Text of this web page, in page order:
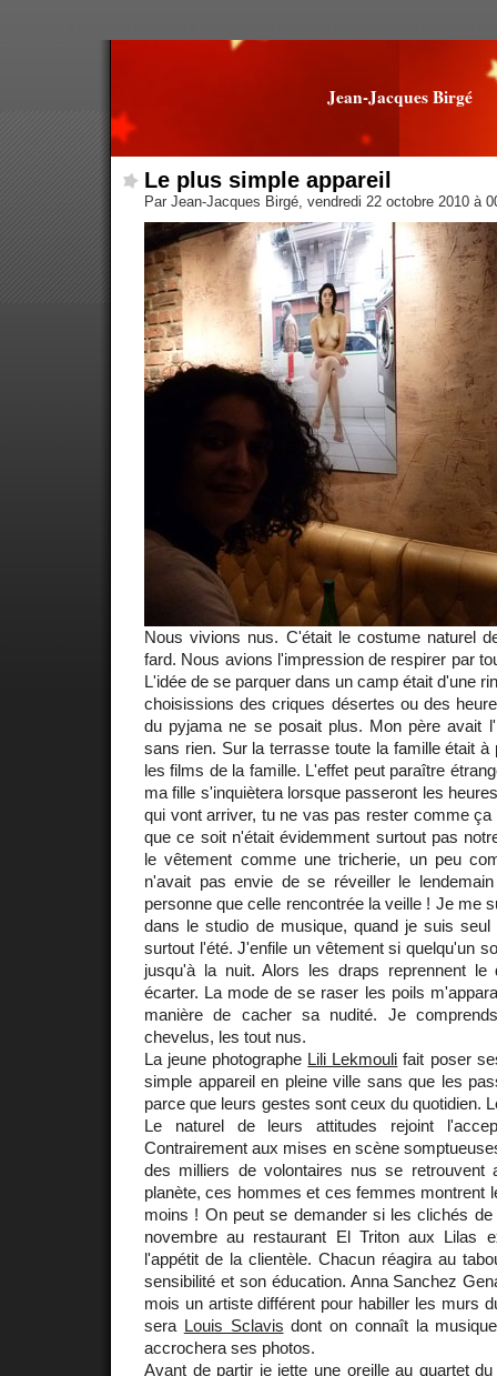
Jean-Jacques Birgé
Le plus simple appareil
Par Jean-Jacques Birgé, vendredi 22 octobre 2010 à
Nous vivions nus. C'était le costume naturel
fard. Nous avions l'impression de respirer par
L'idée de se parquer dans un camp était d'une
choisissions des criques désertes ou des
du pyjama ne se posait plus. Mon père avait
sans rien. Sur la terrasse toute la famille était
les films de la famille. L'effet peut paraître
ma fille s'inquiètera lorsque passeront les
qui vont arriver, tu ne vas pas rester comme ça
que ce soit n'était évidemment surtout pas
le vêtement comme une tricherie, un peu
n'avait pas envie de se réveiller le
personne que celle rencontrée la veille ! Je me
dans le studio de musique, quand je suis
surtout l'été. J'enfile un vêtement si quelqu'un
jusqu'à la nuit. Alors les draps reprennent le
écarter. La mode de se raser les poils
manière de cacher sa nudité. Je
chevelus, les tout nus.
La jeune photographe Lili Lekmouli fait poser
simple appareil en pleine ville sans que les
parce que leurs gestes sont ceux du quotidien.
Le naturel de leurs attitudes rejoint
Contrairement aux mises en scène
des milliers de volontaires nus se retrouvent
planète, ces hommes et ces femmes montrent
moins ! On peut se demander si les clichés
novembre au restaurant El Triton aux Lilas
l'appétit de la clientèle. Chacun réagira au
sensibilité et son éducation. Anna Sanchez
mois un artiste différent pour habiller les murs
sera Louis Sclavis dont on connaît la
accrochera ses photos.
Avant de partir je jette une oreille au quartet